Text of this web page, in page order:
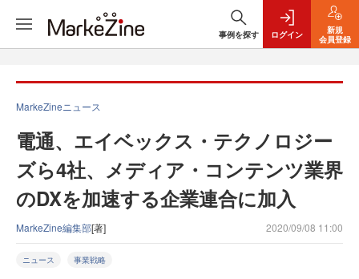
事例を探す ログイン
新規
会員登録
MarkeZineニュース
電通、エイベックス・テクノロジー
ズら4社、メディア・コンテンツ業界
のDXを加速する企業連合に加入
MarkeZine編集部[著] 2020/09/08 11:00
ニュース 事業戦略